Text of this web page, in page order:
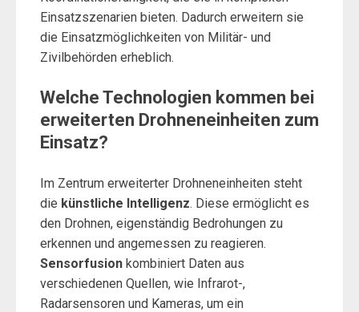
Einsatzszenarien bieten. Dadurch erweitern sie
die Einsatzmöglichkeiten von Militär- und
Zivilbehörden erheblich.
Welche Technologien kommen bei
erweiterten Drohneneinheiten zum
Einsatz?
Im Zentrum erweiterter Drohneneinheiten steht
die künstliche Intelligenz. Diese ermöglicht es
den Drohnen, eigenständig Bedrohungen zu
erkennen und angemessen zu reagieren.
Sensorfusion kombiniert Daten aus
verschiedenen Quellen, wie Infrarot-,
Radarsensoren und Kameras, um ein